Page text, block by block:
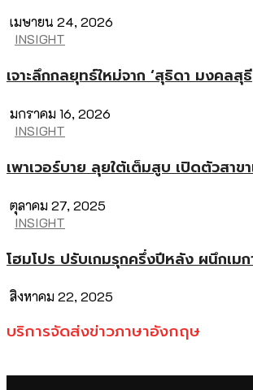
เมษายน 24, 2026
INSIGHT
เจาะลึกกลยุทธ์ใหม่จาก ‘สุธิดา มงคลสุธี
มกราคม 16, 2026
INSIGHT
เพาเวอร์บาย ลุยใต้เต็มสูบ เปิดตัวสาข
ตุลาคม 27, 2025
INSIGHT
โฮมโปร ปรับเกมรุกครึ่งปีหลัง ผนึกเมก
สิงหาคม 22, 2025
บริการจัดส่งข่าวภาษาอังกฤษ